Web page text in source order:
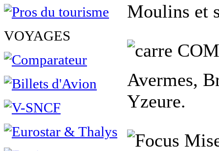
VOYAGES
Moulins et
Avermes,
Yzeure.